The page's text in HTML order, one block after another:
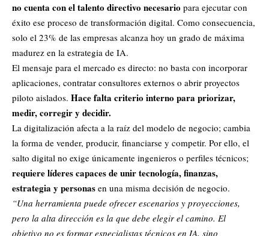
no cuenta con el talento directivo necesario para ejecutar con
éxito ese proceso de transformación digital. Como consecuencia,
solo el 23% de las empresas alcanza hoy un grado de máxima
madurez en la estrategia de IA.
El mensaje para el mercado es directo: no basta con incorporar
aplicaciones, contratar consultores externos o abrir proyectos
piloto aislados. Hace falta criterio interno para priorizar,
medir, corregir y decidir.
La digitalización afecta a la raíz del modelo de negocio; cambia
la forma de vender, producir, financiarse y competir. Por ello, el
salto digital no exige únicamente ingenieros o perfiles técnicos;
requiere líderes capaces de unir tecnología, finanzas,
estrategia y personas en una misma decisión de negocio.
“Una herramienta puede ofrecer escenarios y proyecciones,
pero la alta dirección es la que debe elegir el camino. El
objetivo no es formar especialistas técnicos en IA, sino